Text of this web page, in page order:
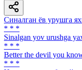
Синалган ёв урушга
* * *
Sinalgan yov urushga
* * *
Better the devil you
* * *